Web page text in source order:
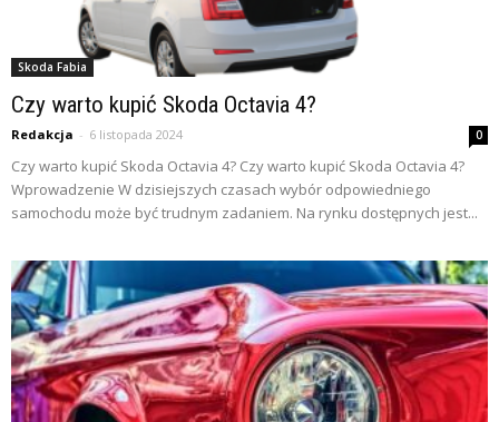
Skoda Fabia
Czy warto kupić Skoda Octavia 4?
Redakcja - 6 listopada 2024 0
Czy warto kupić Skoda Octavia 4? Czy warto kupić Skoda Octavia 4?
Wprowadzenie W dzisiejszych czasach wybór odpowiedniego
samochodu może być trudnym zadaniem. Na rynku dostępnych jest...